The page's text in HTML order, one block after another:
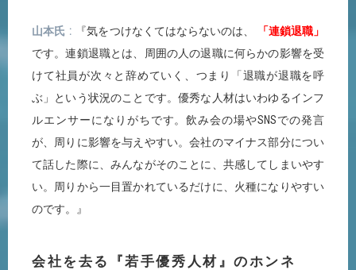
山本氏 『気をつけなくてはならないのは、
「連鎖退職」
です。連鎖退職とは、周囲の人の退職に何らかの影響を受
けて社員が次々と辞めていく、つまり「退職が退職を呼
ぶ」という状況のことです。優秀な人材はいわゆるインフ
ルエンサーになりがちです。飲み会の場やSNSでの発言
が、周りに影響を与えやすい。会社のマイナス部分につい
て話した際に、みんながそのことに、共感してしまいやす
い。周りから一目置かれているだけに、火種になりやすい
のです。』
会社を去る『若手優秀人材』のホンネ